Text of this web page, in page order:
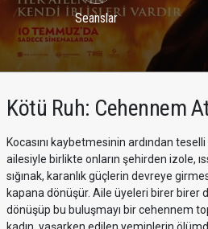
Seanslar
Kötü Ruh: Cehennem
Kocasını kaybetmesinin ardından
ailesiyle birlikte onların şehirden izole,
sığınak, karanlık güçlerin devreye
kapana dönüşür. Aile üyeleri birer birer
dönüşüp bu buluşmayı bir cehennem